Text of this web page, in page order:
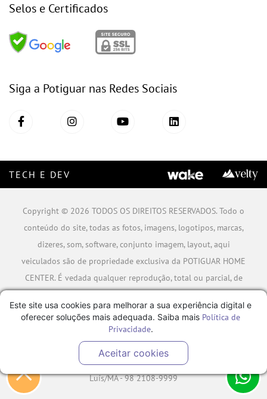
Selos e Certificados
Siga a Potiguar nas Redes Sociais
TECH E DEV
Copyright © 2026 TODOS OS DIREITOS RESERVADOS. Todo o
conteúdo do site, todas as fotos, imagens, logotipos, marcas,
dizeres, som, software, conjunto imagem, layout, aqui
veiculados são de propriedade exclusiva da POTIGUAR HOME
CENTER. É vedada qualquer reprodução, total ou parcial, de
A violação de qualquer direito mencionado implicará na
responsabilização cível e criminal nos termos da Lei.
POTIGUAR MATERIAIS DE CONSTRUÇÃO SA - CNPJ:
06.778.591/0001-09 - Rua Caminho da Boiada Nº 354, São
Luís/MA - 98 2108-9999
Este site usa cookies para melhorar a sua experiência digital e
oferecer soluções mais adequada. Saiba mais Política de
Privacidade.
Aceitar cookies